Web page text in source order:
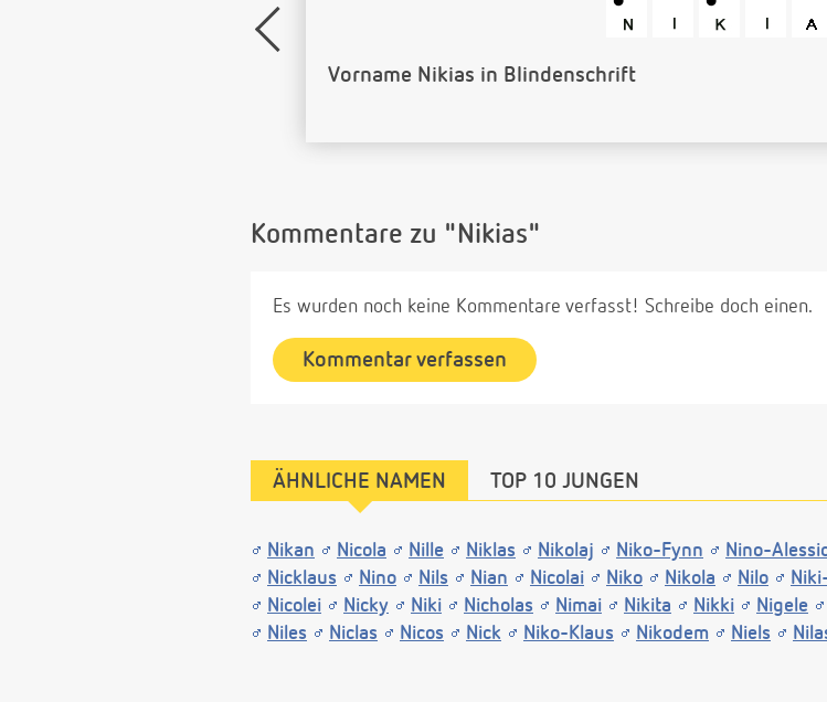
Name Nikias als Barcode
Kommentare zu "Nikias"
Es wurden noch keine Kommentare verfasst! Schreibe doch einen.
Kommentar verfassen
ÄHNLICHE NAMEN TOP 10 JUNGEN
Nikan Nicola Nille Niklas Nikolaj Niko-Fynn Nino-
Nicklaus
Nino Nils Nian Nicolai Niko Nikola Nilo
Nicolei
Nicky Niki Nicholas Nimai Nikita Nikki Nigele
Niles
Niclas Nicos Nick Niko-Klaus Nikodem Niels